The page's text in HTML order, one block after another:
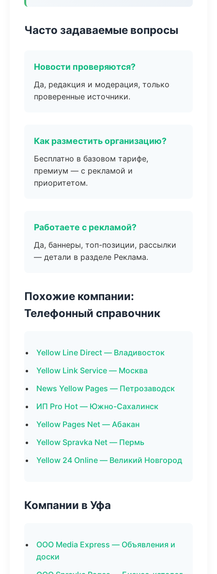
Часто задаваемые вопросы
Новости проверяются?
Да, редакция и модерация, только
проверенные источники.
Как разместить организацию?
Бесплатно в базовом тарифе,
премиум — с рекламой и
приоритетом.
Работаете с рекламой?
Да, баннеры, топ-позиции, рассылки
— детали в разделе Реклама.
Похожие компании:
Телефонный справочник
Yellow Line Direct — Владивосток
Yellow Link Service — Москва
News Yellow Pages — Петрозаводск
ИП Pro Hot — Южно-Сахалинск
Yellow Pages Net — Абакан
Yellow Spravka Net — Пермь
Yellow 24 Online — Великий Новгород
Компании в Уфа
ООО Media Express — Объявления и
доски